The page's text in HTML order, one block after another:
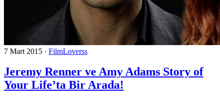
7 Mart 2015 · FilmLoverss
Jeremy Renner ve Amy Adams Story of
Your Life’ta Bir Arada!